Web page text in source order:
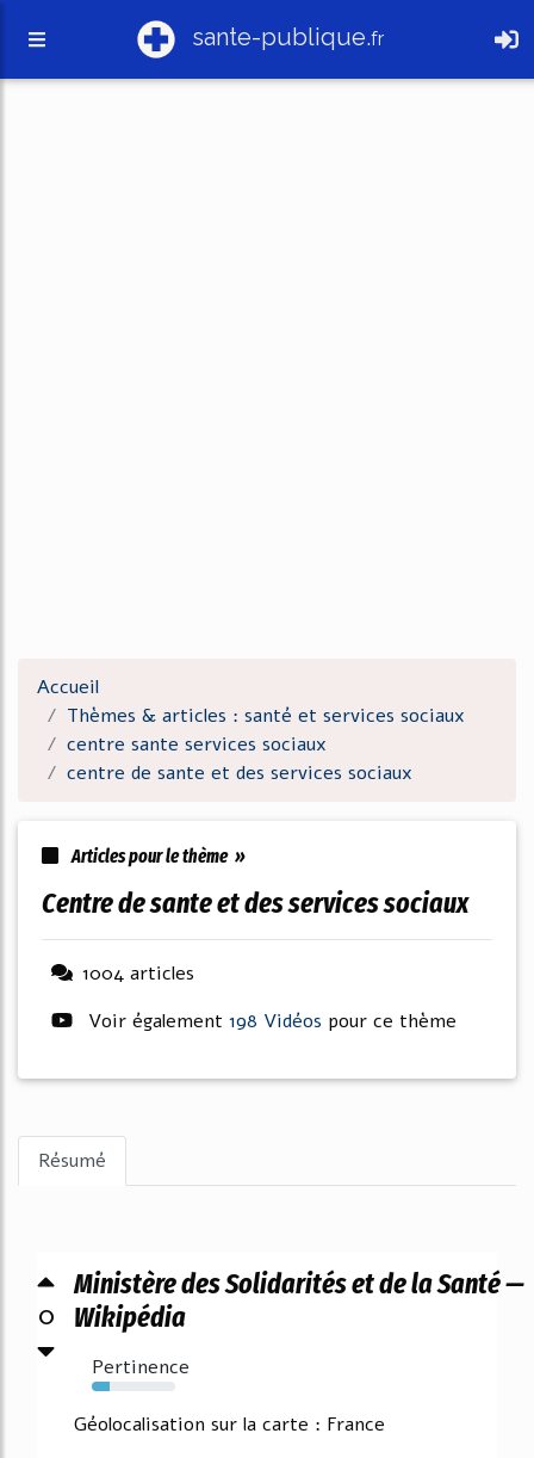
sante-publique.fr
Accueil
Thèmes & articles : santé et services sociaux
centre sante services sociaux
centre de sante et des services sociaux
Articles pour le thème »
centre de sante et des services sociaux
1004 articles
Voir également 198 Vidéos pour ce thème
Résumé
0
Ministère des Solidarités et de la Santé —
Wikipédia
Pertinence
21%
Géolocalisation sur la carte : France